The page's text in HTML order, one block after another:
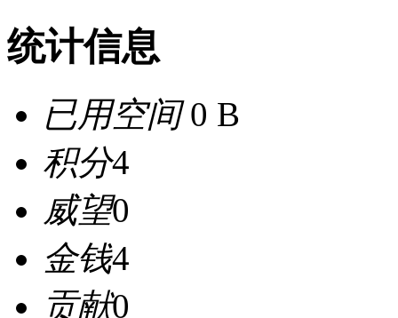
统计信息
已用空间0 B
积分4
威望0
金钱4
贡献0